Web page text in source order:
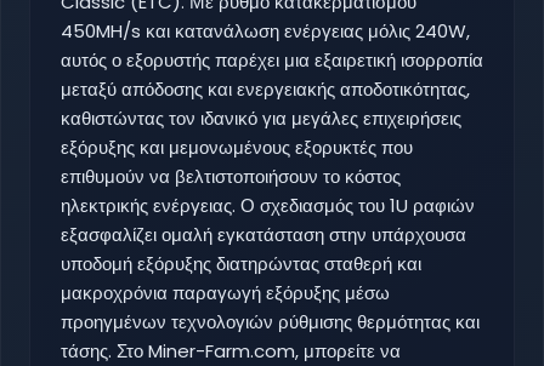
450MH/s και κατανάλωση ενέργειας μόλις 240W,
αυτός ο εξορυστής παρέχει μια εξαιρετική ισορροπία
μεταξύ απόδοσης και ενεργειακής αποδοτικότητας,
καθιστώντας τον ιδανικό για μεγάλες επιχειρήσεις
εξόρυξης και μεμονωμένους εξορυκτές που
επιθυμούν να βελτιστοποιήσουν το κόστος
ηλεκτρικής ενέργειας. Ο σχεδιασμός του 1U ραφιών
εξασφαλίζει ομαλή εγκατάσταση στην υπάρχουσα
υποδομή εξόρυξης διατηρώντας σταθερή και
μακροχρόνια παραγωγή εξόρυξης μέσω
προηγμένων τεχνολογιών ρύθμισης θερμότητας και
τάσης. Στο Miner-Farm.com, μπορείτε να